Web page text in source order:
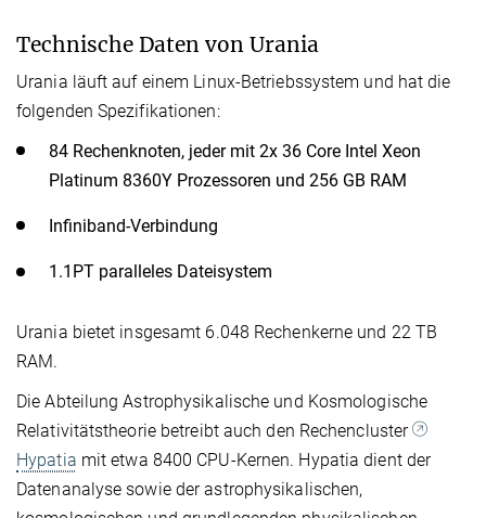
Technische Daten von Urania
Urania läuft auf einem Linux-Betriebssystem und hat die
folgenden Spezifikationen:
84 Rechenknoten, jeder mit 2x 36 Core Intel Xeon
Platinum 8360Y Prozessoren und 256 GB RAM
Infiniband-Verbindung
1.1PT paralleles Dateisystem
Urania bietet insgesamt 6.048 Rechenkerne und 22 TB
RAM.
Die Abteilung Astrophysikalische und Kosmologische
Relativitätstheorie betreibt auch den Rechencluster
Hypatia mit etwa 8400 CPU-Kernen. Hypatia dient der
Datenanalyse sowie der astrophysikalischen,